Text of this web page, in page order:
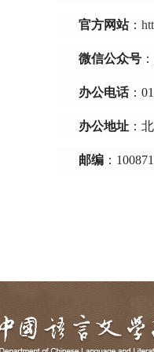
官方网站：
微信公众号
办公电话：
办公地址 ：
邮编 ：100871